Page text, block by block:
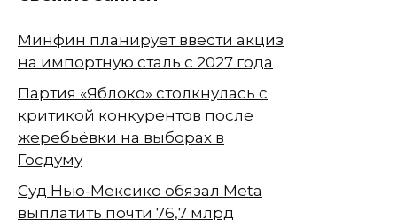
Минфин планирует ввести акциз
на импортную сталь с 2027 года
Партия «Яблоко» столкнулась с
критикой конкурентов после
жеребьёвки на выборах в
Госдуму
Суд Нью-Мексико обязал Meta
выплатить почти 76,7 млрд